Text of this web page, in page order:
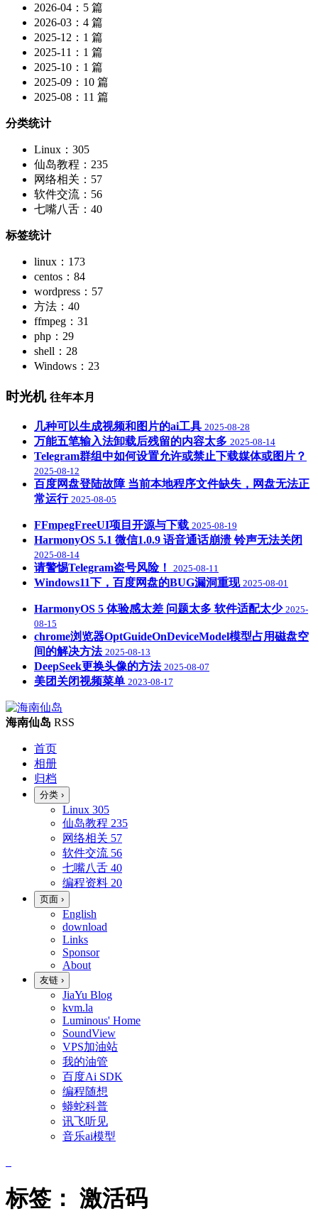
2026-04：5 篇
2026-03：4 篇
2025-12：1 篇
2025-11：1 篇
2025-10：1 篇
2025-09：10 篇
2025-08：11 篇
分类统计
Linux：305
仙岛教程：235
网络相关：57
软件交流：56
七嘴八舌：40
标签统计
linux：173
centos：84
wordpress：57
方法：40
ffmpeg：31
php：29
shell：28
Windows：23
时光机 往年本月
几种可以生成视频和图片的ai工具 2025-08-28
万能五笔输入法卸载后残留的内容太多 2025-08-14
Telegram群组中如何设置允许或禁止下载媒体或图片？
2025-08-12
百度网盘登陆故障 当前本地程序文件缺失，网盘无法正
常运行 2025-08-05
FFmpegFreeUI项目开源与下载 2025-08-19
HarmonyOS 5.1 微信1.0.9 语音通话崩溃 铃声无法关闭
2025-08-14
请警惕Telegram盗号风险！ 2025-08-11
Windows11下，百度网盘的BUG漏洞重现 2025-08-01
HarmonyOS 5 体验感太差 问题太多 软件适配太少 2025-
08-15
chrome浏览器OptGuideOnDeviceModel模型占用磁盘空
间的解决方法 2025-08-13
DeepSeek更换头像的方法 2025-08-07
美团关闭视频菜单 2023-08-17
海南仙岛 RSS
首页
相册
归档
分类 ›
Linux 305
仙岛教程 235
网络相关 57
软件交流 56
七嘴八舌 40
编程资料 20
页面 ›
English
download
Links
Sponsor
About
友链 ›
JiaYu Blog
kvm.la
Luminous' Home
SoundView
VPS加油站
我的油管
百度Ai SDK
编程随想
蟒蛇科普
讯飞听见
音乐ai模型
标签： 激活码